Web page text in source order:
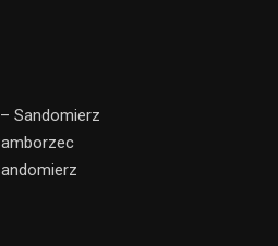
Sandomierz